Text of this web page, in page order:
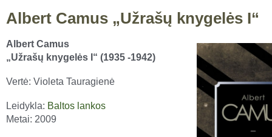
Albert Camus „Užrašų knygelės I“
Albert Camus
„Užrašų knygelės I“ (1935 -1942)
Vertė: Violeta Tauragienė
Leidykla: Baltos lankos
Metai: 2009